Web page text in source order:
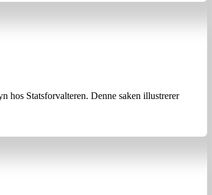
hos Statsforvalteren. Denne saken illustrerer